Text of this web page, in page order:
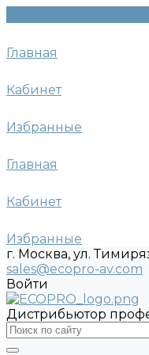
Главная
Кабинет
Избранные
Главная
Кабинет
Избранные
г. Москва, ул.
sales@ecopro-av.com
Войти
Дистрибьютор